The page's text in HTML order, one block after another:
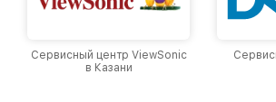
Сервисный центр ViewSonic
в Казани